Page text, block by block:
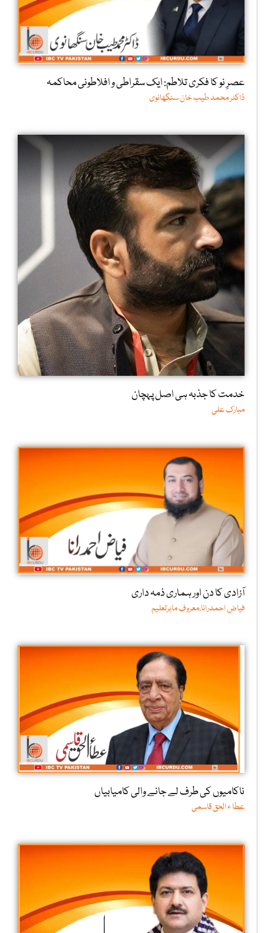
عصرِ نو کا فکری تلاطم: ایک سقراطی و افلاطونی محاکمہ
ڈاکٹر محمد طیب خان سنگھانوی
خدمت کا جذبہ ہی اصل پہچان
مبارک علی
آزادی کا دن اور ہماری ذمہ داری
فیاض احمدرانا،معروف ماہرتعلیم
ناکامیوں کی طرف لے جانے والی کامیابیاں
عطا ء الحق قاسمی